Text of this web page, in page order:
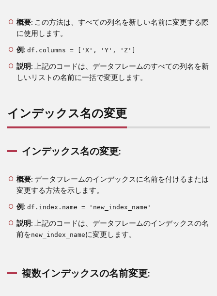
新し
い列
名の
リス
直接
代入:
ン
デ
ッ
変
更
イン
デッ
クス
名の
複数
概要: この方法は、すべての列名を新しい名前に変更する際
に使用します。
例: df.columns = ['X', 'Y', 'Z']
説明: 上記のコードは、データフレームのすべての列名を新
しいリストの名前に一括で変更します。
インデックス名の変更
インデックス名の変更:
概要: データフレームのインデックスに名前を付けるまたは
変更する方法を示します。
例: df.index.name = 'new_index_name'
説明: 上記のコードは、データフレームのインデックスの名
前をnew_index_nameに変更します。
複数インデックスの名前変更: